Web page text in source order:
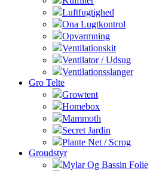
Luftfugtighed
Ona Lugtkontrol
Opvarmning
Ventilationskit
Ventilator / Udsug
Ventilationsslanger
Gro Telte
Growtent
Homebox
Mammoth
Secret Jardin
Plante Net / Scrog
Groudstyr
Mylar Og Bassin Folie